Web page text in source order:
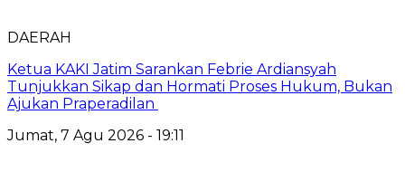
DAERAH
Ketua KAKI Jatim Sarankan Febrie Ardiansyah
Tunjukkan Sikap dan Hormati Proses Hukum, Bukan
Ajukan Praperadilan
Jumat, 7 Agu 2026 - 19:11